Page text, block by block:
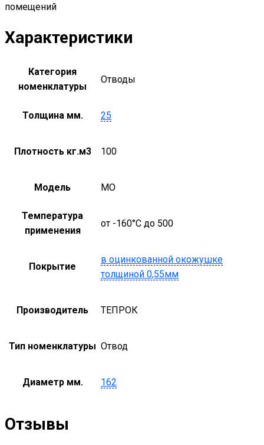
помещений
Характеристики
Категория
номенклатуры
Отводы
Толщина мм. 25
Плотность кг.м3 100
Модель MO
Температура
применения
от -160°С до 500
Покрытие
в оцинкованной окожушке
толщиной 0,55мм
Производитель ТЕПРОК
Тип номенклатуры Отвод
Диаметр мм. 162
Отзывы